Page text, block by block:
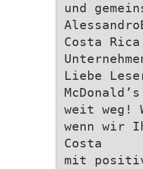
und
Costa
Liebe
weit weg!
wenn wir
Costa
mit